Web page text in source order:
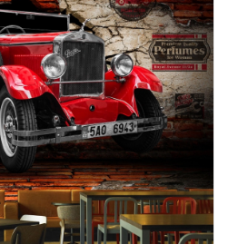
Tranh Thực Tế
Giới thiệu